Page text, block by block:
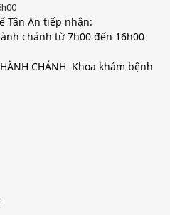
Tân An tiếp nhận:
chánh từ 7h00 đến 16h00
CHÁNH Khoa khám bệnh